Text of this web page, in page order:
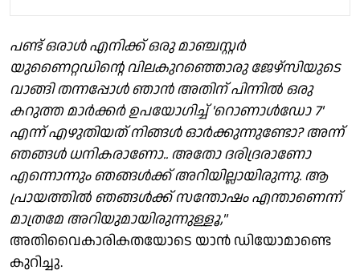
പണ്ട് ഒരാൾ എനിക്ക് ഒരു മാഞ്ചസ്റ്റർ
യുണൈറ്റഡിൻ്റെ വിലകുറഞ്ഞൊരു ജേഴ്സിയുടെ
വാങ്ങി തന്നപ്പോൾ ഞാൻ അതിന് പിന്നിൽ ഒരു
കറുത്ത മാർക്കർ ഉപയോഗിച്ച് 'റൊണാൾഡോ 7'
എന്ന് എഴുതിയത് നിങ്ങൾ ഓർക്കുന്നുണ്ടോ? അന്ന്
ഞങ്ങൾ ധനികരാണോ.. അതോ ദരിദ്രരാണോ
എന്നൊന്നും ഞങ്ങൾക്ക് അറിയില്ലായിരുന്നു. ആ
പ്രായത്തിൽ ഞങ്ങൾക്ക് സന്തോഷം എന്താണെന്ന്
മാത്രമേ അറിയുമായിരുന്നുള്ളൂ,"
അതിവൈകാരികതയോടെ യാൻ ഡിയോമാണ്ടെ
കുറിച്ചു.